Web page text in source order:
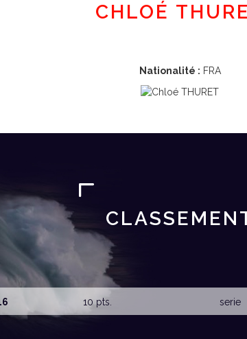
CHLOÉ
Nationalité : FRA
10 pts. serie